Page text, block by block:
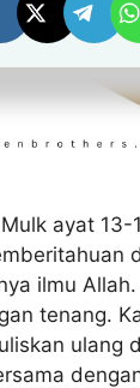
ayat 13-
ilmu
tenang.
ulang